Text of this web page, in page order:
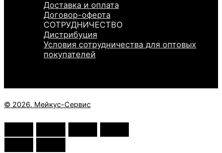
Доставка и оплата
Договор-оферта
СОТРУДНИЧЕСТВО
Дистрибуция
Условия сотрудничества для оптовых
покупателей
© 2026. Мейкус-Сервис